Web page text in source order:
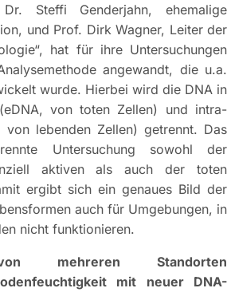
Dr. Steffi Genderjahn, ehemalige
und Prof. Dirk Wagner, Leiter der
hat für ihre Untersuchungen
angewandt, die u.a.
wurde. Hierbei wird die DNA in
von toten Zellen) und intra-
von lebenden Zellen) getrennt. Das
Untersuchung sowohl der
aktiven als auch der toten
ergibt sich ein genaues Bild der
auch für Umgebungen, in
nicht funktionieren.
mehreren Standorten
mit neuer DNA-